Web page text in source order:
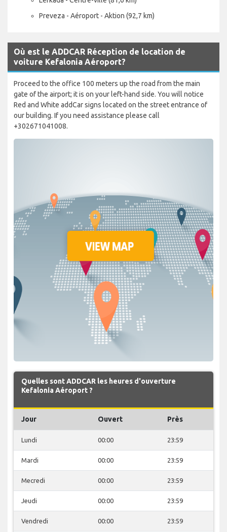
Preveza - Aéroport - Aktion (92,7 km)
Où est le ADDCAR Réception de location de
voiture Kefalonia Aéroport?
Proceed to the office 100 meters up the road from the main
gate of the airport; it is on your left-hand side. You will notice
Red and White addCar signs located on the street entrance of
our building. If you need assistance please call
+302671041008.
Quelles sont ADDCAR les heures d'ouverture
Kefalonia Aéroport ?
Jour Ouvert Près
Lundi 00:00 23:59
Mardi 00:00 23:59
Mecredi 00:00 23:59
Jeudi 00:00 23:59
Vendredi 00:00 23:59